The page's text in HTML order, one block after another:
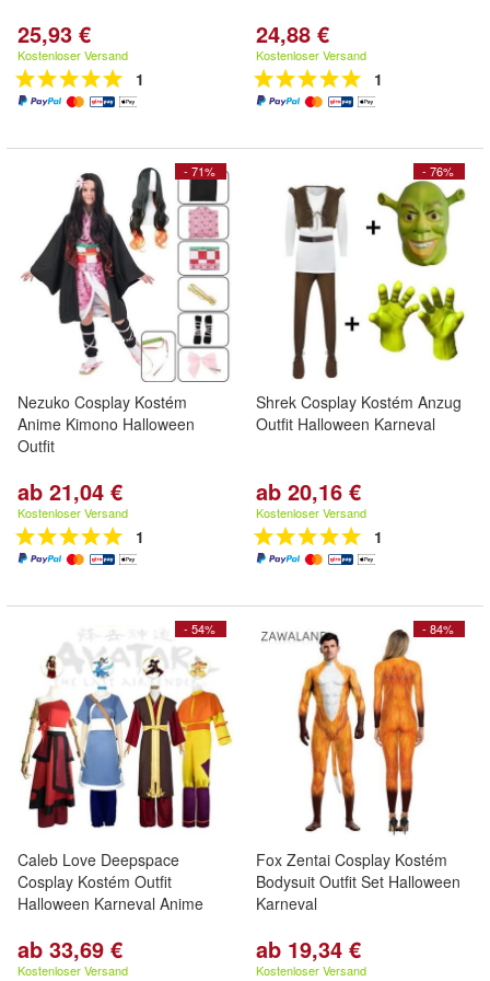
25,93 €
Kostenloser Versand
1
24,88 €
Kostenloser Versand
1
- 71%
Nezuko Cosplay Kostém
Anime Kimono Halloween
Outfit
ab 21,04 €
Kostenloser Versand
1
- 76%
Shrek Cosplay Kostém Anzug
Outfit Halloween Karneval
ab 20,16 €
Kostenloser Versand
1
- 54%
Caleb Love Deepspace
Cosplay Kostém Outfit
Halloween Karneval Anime
ab 33,69 €
Kostenloser Versand
- 84%
Fox Zentai Cosplay Kostém
Bodysuit Outfit Set Halloween
Karneval
ab 19,34 €
Kostenloser Versand